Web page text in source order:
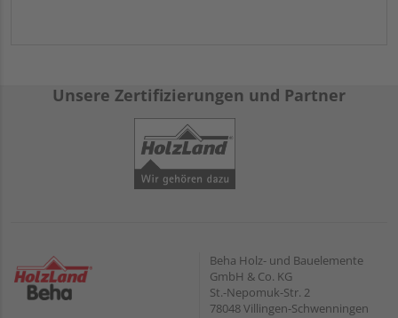
Unsere Zertifizierungen und Partner
Beha Holz- und Bauelemente
GmbH & Co. KG
St.-Nepomuk-Str. 2
78048 Villingen-Schwenningen